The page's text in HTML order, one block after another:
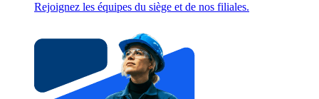
Rejoignez les équipes du siège et de nos filiales.